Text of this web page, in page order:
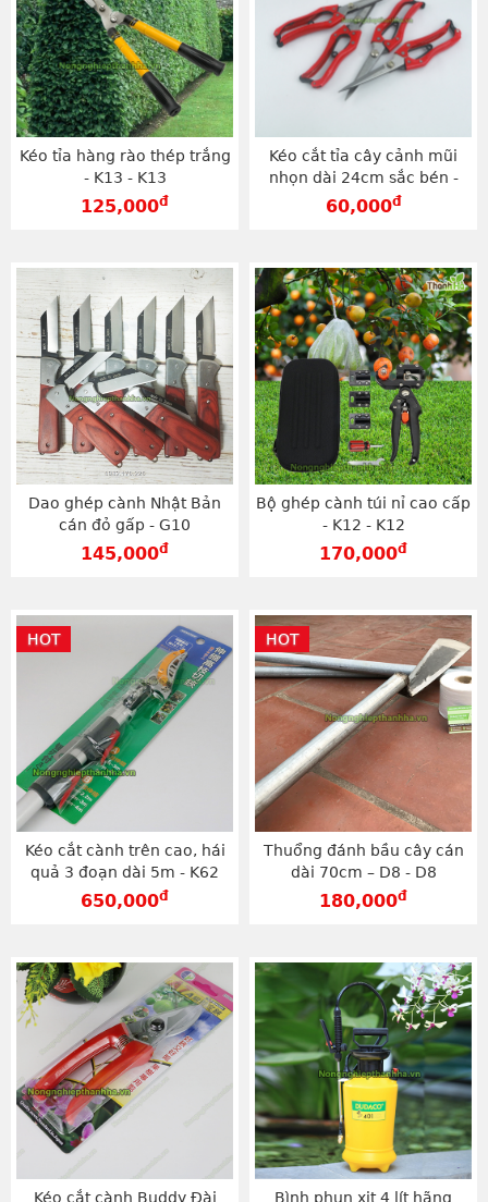
Kéo tỉa hàng rào thép trắng
- K13 - K13
125,000đ
Kéo cắt tỉa cây cảnh mũi
nhọn dài 24cm sắc bén -
K55
60,000đ
Dao ghép cành Nhật Bản
cán đỏ gấp - G10
145,000đ
Bộ ghép cành túi nỉ cao cấp
- K12 - K12
170,000đ
Kéo cắt cành trên cao, hái
quả 3 đoạn dài 5m - K62
650,000đ
HOT
Thuổng đánh bầu cây cán
dài 70cm – D8 - D8
180,000đ
HOT
Kéo cắt cành Buddy Đài Bình phun xịt 4 lít hãng